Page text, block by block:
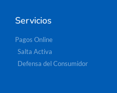
Servicios
Pagos Online
Salta Activa
Defensa del Consumidor